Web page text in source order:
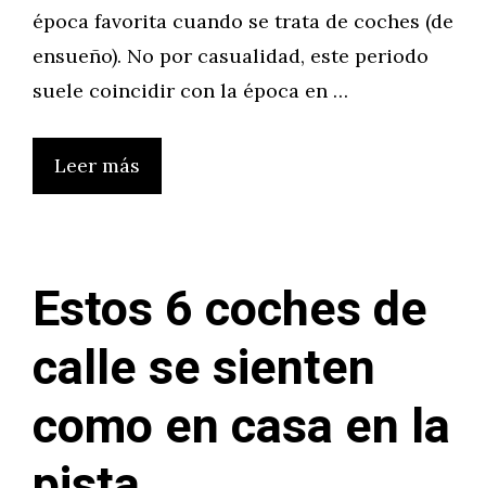
época favorita cuando se trata de coches (de
ensueño). No por casualidad, este periodo
suele coincidir con la época en …
Leer más
Estos 6 coches de
calle se sienten
como en casa en la